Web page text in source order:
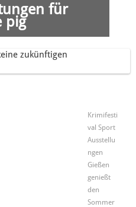
für
pig
zukünftigen
Krimifesti
val Sport
Ausstellu
ngen
Gießen
genießt
den
Sommer